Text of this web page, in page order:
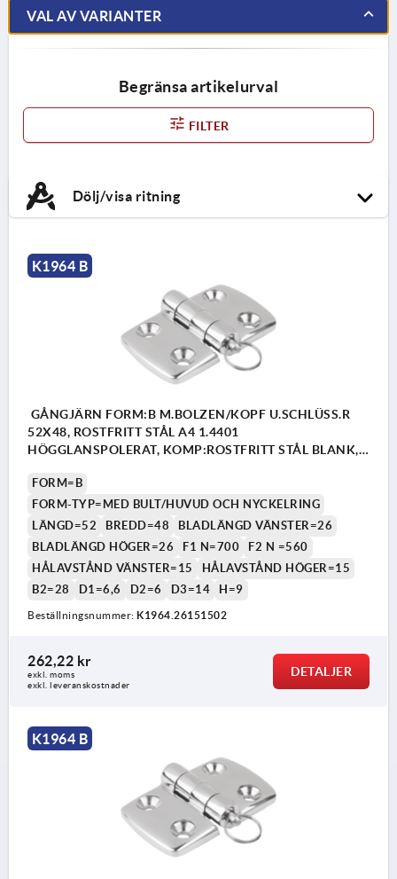
VAL AV VARIANTER
Begränsa artikelurval
FILTER
Dölj/visa ritning
Form A: med låsbult
Form C: med bult/huvud och saxpinne
K1964 B
GÅNGJÄRN FORM:B M.BOLZEN/KOPF U.SCHLÜSS.R
52X48, ROSTFRITT STÅL A4 1.4401
HÖGGLANSPOLERAT, KOMP:ROSTFRITT STÅL BLANK,
FORM=B
FORM-TYP=MED BULT/HUVUD OCH NYCKELRING
LÄNGD=52
BREDD=48
BLADLÄNGD VÄNSTER=26
BLADLÄNGD HÖGER=26
F1 N=700
F2 N =560
HÅLAVSTÅND VÄNSTER=15
HÅLAVSTÅND HÖGER=15
B2=28
D1=6,6 D2=6 D3=14 H=9
Beställningsnummer: K1964.26151502
262,22 kr
exkl. moms
exkl. leveranskostnader
DETALJER
K1964 B